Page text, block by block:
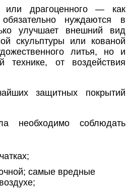
или драгоценного — как
нуждаются в
улучшает внешний вид
скульптуры или кованой
литья, но и
от воздействия
защитных покрытий
необходимо соблюдать
самые вредные